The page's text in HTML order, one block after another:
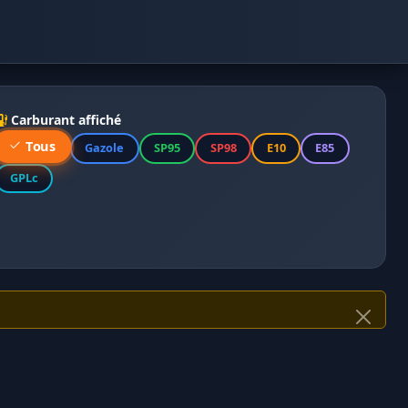
Carburant affiché
Tous Gazole SP95 SP98 E10
E85
GPLc